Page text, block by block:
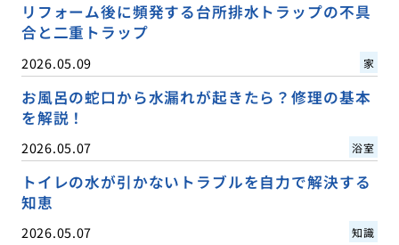
リフォーム後に頻発する台所排水トラップの不具
合と二重トラップ
2026.05.09 家
お風呂の蛇口から水漏れが起きたら？修理の基本
を解説！
2026.05.07 浴室
トイレの水が引かないトラブルを自力で解決する
知恵
2026.05.07 知識